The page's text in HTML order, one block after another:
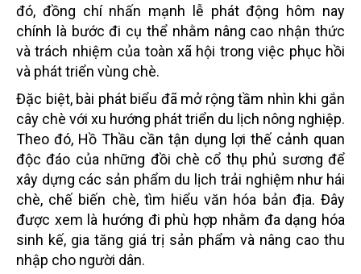
đó, đồng chí nhấn mạnh lễ phát động hôm nay
chính là bước đi cụ thể nhằm nâng cao nhận thức
và trách nhiệm của toàn xã hội trong việc phục hồi
và phát triển vùng chè.
Đặc biệt, bài phát biểu đã mở rộng tầm nhìn khi gắn
cây chè với xu hướng phát triển du lịch nông nghiệp.
Theo đó, Hồ Thầu cần tận dụng lợi thế cảnh quan
độc đáo của những đồi chè cổ thụ phủ sương để
xây dựng các sản phẩm du lịch trải nghiệm như hái
chè, chế biến chè, tìm hiểu văn hóa bản địa. Đây
được xem là hướng đi phù hợp nhằm đa dạng hóa
sinh kế, gia tăng giá trị sản phẩm và nâng cao thu
nhập cho người dân.